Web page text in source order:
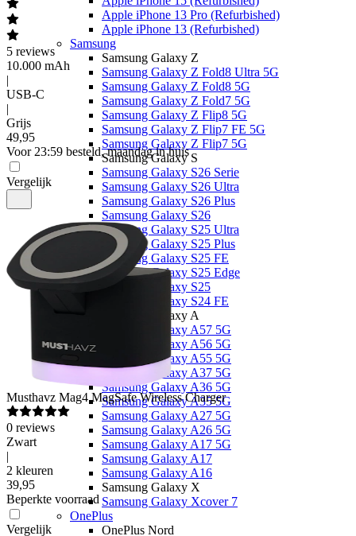
Apple iPhone 13 Pro (Refurbished)
Apple iPhone 13 (Refurbished)
Samsung
Samsung Galaxy Z
Samsung Galaxy Z Fold8 Ultra 5G
Samsung Galaxy Z Fold8 5G
Samsung Galaxy Z Fold7 5G
Samsung Galaxy Z Flip8 5G
Samsung Galaxy Z Flip7 FE 5G
Samsung Galaxy Z Flip7 5G
Samsung Galaxy S
Samsung Galaxy S26 Serie
Samsung Galaxy S26 Ultra
Samsung Galaxy S26 Plus
Samsung Galaxy S26
Samsung Galaxy S25 Ultra
Samsung Galaxy S25 Plus
Samsung Galaxy S25 FE
Samsung Galaxy S25 Edge
Samsung Galaxy S25
Samsung Galaxy S24 FE
Samsung Galaxy A
Samsung Galaxy A57 5G
Samsung Galaxy A56 5G
Samsung Galaxy A55 5G
Samsung Galaxy A37 5G
Samsung Galaxy A36 5G
Samsung Galaxy A35 5G
Samsung Galaxy A27 5G
Samsung Galaxy A26 5G
Samsung Galaxy A17 5G
Samsung Galaxy A17
Samsung Galaxy A16
Samsung Galaxy X
Samsung Galaxy Xcover 7
OnePlus
OnePlus Nord
5 reviews
10.000 mAh
|
USB-C
|
Grijs
49,95
Voor 23:59 besteld, maandag in huis
Vergelijk
Musthavz Mag4 MagSafe Wireless Charger
0 reviews
Zwart
|
2 kleuren
39,95
Beperkte voorraad
Vergelijk